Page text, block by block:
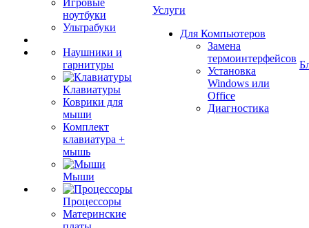
Игровые
ноутбуки
Ультрабуки
Наушники и
гарнитуры
Клавиатуры
Коврики для
мыши
Комплект
клавиатура +
мышь
Мыши
Процессоры
Материнские
Услуги
Для Компьютеров
Замена
термоинтерфейсов
Установка
Windows или
Office
Диагностика